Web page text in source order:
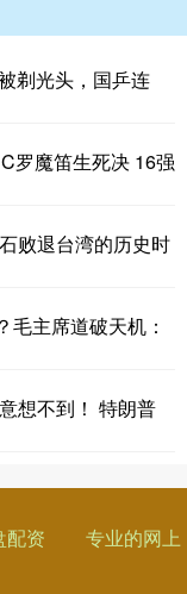
剃光头，国乒连
罗魔笛生死决 16强
败退台湾的历史时
主席道破天机：
想不到！ 特朗普
配资
专业的网上